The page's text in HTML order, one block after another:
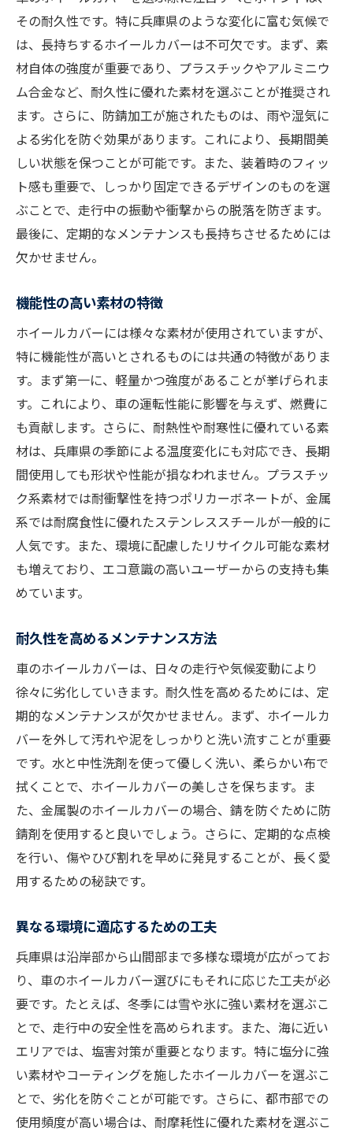
その耐久性です。特に兵庫県のような変化に富む気候で
は、長持ちするホイールカバーは不可欠です。まず、素
材自体の強度が重要であり、プラスチックやアルミニウ
ム合金など、耐久性に優れた素材を選ぶことが推奨され
ます。さらに、防錆加工が施されたものは、雨や湿気に
よる劣化を防ぐ効果があります。これにより、長期間美
しい状態を保つことが可能です。また、装着時のフィッ
ト感も重要で、しっかり固定できるデザインのものを選
ぶことで、走行中の振動や衝撃からの脱落を防ぎます。
最後に、定期的なメンテナンスも長持ちさせるためには
欠かせません。
機能性の高い素材の特徴
ホイールカバーには様々な素材が使用されていますが、
特に機能性が高いとされるものには共通の特徴がありま
す。まず第一に、軽量かつ強度があることが挙げられま
す。これにより、車の運転性能に影響を与えず、燃費に
も貢献します。さらに、耐熱性や耐寒性に優れている素
材は、兵庫県の季節による温度変化にも対応でき、長期
間使用しても形状や性能が損なわれません。プラスチッ
ク系素材では耐衝撃性を持つポリカーボネートが、金属
系では耐腐食性に優れたステンレススチールが一般的に
人気です。また、環境に配慮したリサイクル可能な素材
も増えており、エコ意識の高いユーザーからの支持も集
めています。
耐久性を高めるメンテナンス方法
車のホイールカバーは、日々の走行や気候変動により
徐々に劣化していきます。耐久性を高めるためには、定
期的なメンテナンスが欠かせません。まず、ホイールカ
バーを外して汚れや泥をしっかりと洗い流すことが重要
です。水と中性洗剤を使って優しく洗い、柔らかい布で
拭くことで、ホイールカバーの美しさを保ちます。ま
た、金属製のホイールカバーの場合、錆を防ぐために防
錆剤を使用すると良いでしょう。さらに、定期的な点検
を行い、傷やひび割れを早めに発見することが、長く愛
用するための秘訣です。
異なる環境に適応するための工夫
兵庫県は沿岸部から山間部まで多様な環境が広がってお
り、車のホイールカバー選びにもそれに応じた工夫が必
要です。たとえば、冬季には雪や氷に強い素材を選ぶこ
とで、走行中の安全性を高められます。また、海に近い
エリアでは、塩害対策が重要となります。特に塩分に強
い素材やコーティングを施したホイールカバーを選ぶこ
とで、劣化を防ぐことが可能です。さらに、都市部での
使用頻度が高い場合は、耐摩耗性に優れた素材を選ぶこ